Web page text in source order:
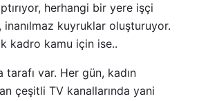
herhangi bir yere işçi
inanılmaz kuyruklar oluşturuyor.
kadro kamu için ise..
tarafı var. Her gün, kadın
çeşitli TV kanallarında yani